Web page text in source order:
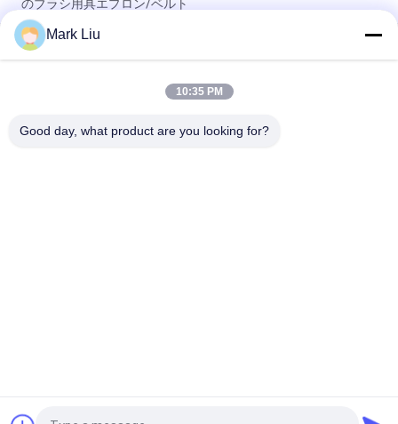
のブラシ用具エプロン/ベルト
PUの筆箱の袋の波の縞のジッパーの閉鎖旅行化粧品の構造袋の
かわいいペンの文房具のホールダー
専門の構造のブラシ ロール袋の洗面用品のホールダーのペンの
Mark Liu
10:35 PM
Good day, what product are you looking for?